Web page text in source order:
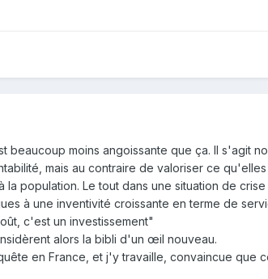
moins angoissante que ça. Il s'agit
mais au contraire de valoriser ce qu'elles
population. Le tout dans une situation de crise
à une inventivité croissante en terme de
c'est un investissement"
alors la bibli d'un œil nouveau.
en France, et j'y travaille, convaincue que